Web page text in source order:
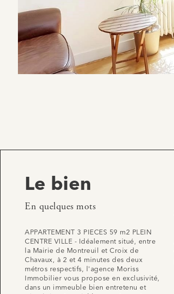
Le bien
En quelques mots
APPARTEMENT 3 PIECES 59 m2 PLEIN
CENTRE VILLE - Idéalement situé, entre
la Mairie de Montreuil et Croix de
Chavaux, à 2 et 4 minutes des deux
métros respectifs, l'agence Moriss
Immobilier vous propose en exclusivité,
dans un immeuble bien entretenu et